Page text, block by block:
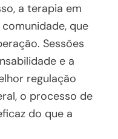
a terapia em
que
Sessões
e a
regulação
o processo de
do que a